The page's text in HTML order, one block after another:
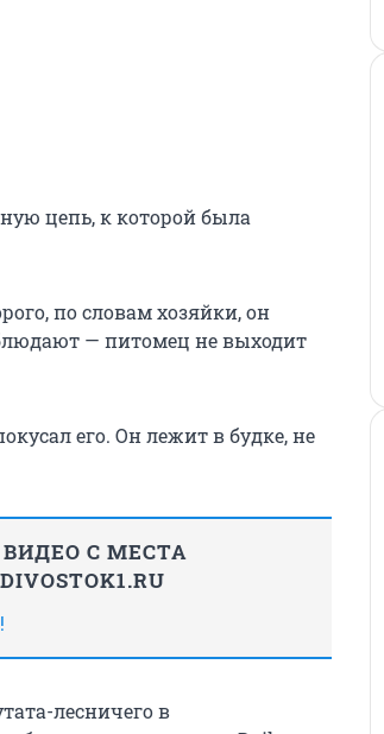
цепь, к которой была
по словам хозяйки, он
— питомец не выходит
его. Он лежит в будке, не
С МЕСТА
лесничего в